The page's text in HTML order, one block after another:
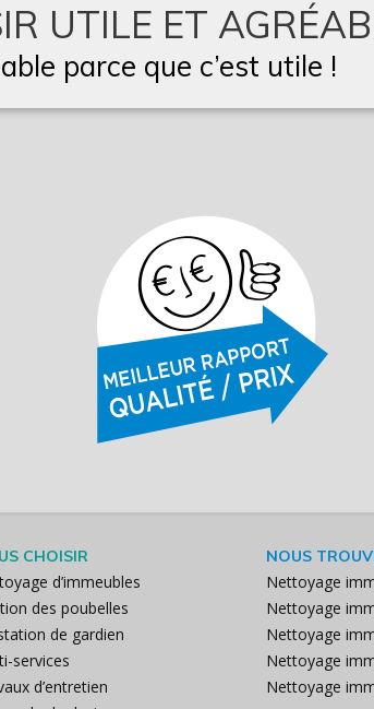
UTILE ET
parce que c’est utile !
CHOISIR
d’immeubles
des poubelles
de gardien
services
d’entretien
NOUS
Nettoyage
Nettoyage
Nettoyage
Nettoyage
Nettoyage